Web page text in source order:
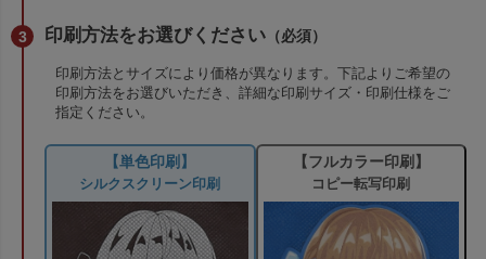
印刷方法をお選びください （必須）
印刷方法とサイズにより価格が異なります。下記よりご希望の
印刷方法をお選びいただき、詳細な印刷サイズ・印刷仕様をご
指定ください。
【単色印刷】
シルクスクリーン印刷
【フルカラー印刷】
コピー転写印刷